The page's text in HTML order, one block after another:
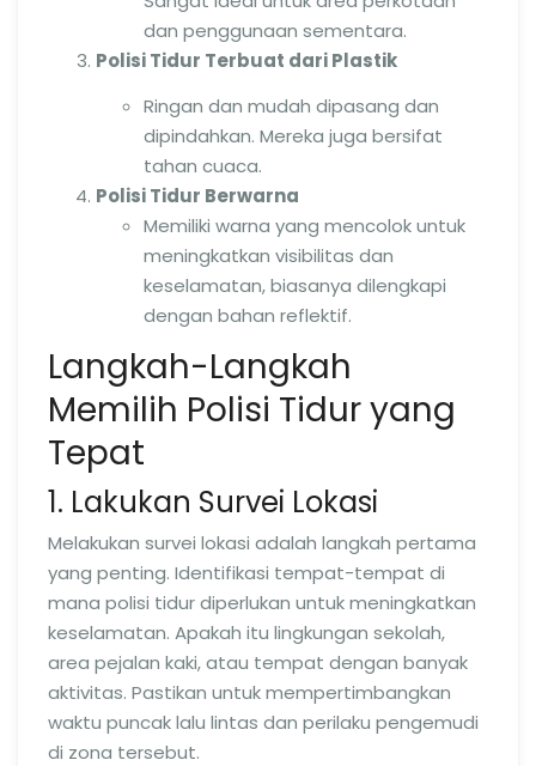
dan penggunaan sementara.
Polisi Tidur Terbuat dari Plastik
Ringan dan mudah dipasang dan
dipindahkan. Mereka juga bersifat
tahan cuaca.
Polisi Tidur Berwarna
Memiliki warna yang mencolok untuk
meningkatkan visibilitas dan
keselamatan, biasanya dilengkapi
dengan bahan reflektif.
Langkah-Langkah
Memilih Polisi Tidur yang
Tepat
1. Lakukan Survei Lokasi
Melakukan survei lokasi adalah langkah pertama
yang penting. Identifikasi tempat-tempat di
mana polisi tidur diperlukan untuk meningkatkan
keselamatan. Apakah itu lingkungan sekolah,
area pejalan kaki, atau tempat dengan banyak
aktivitas. Pastikan untuk mempertimbangkan
waktu puncak lalu lintas dan perilaku pengemudi
di zona tersebut.